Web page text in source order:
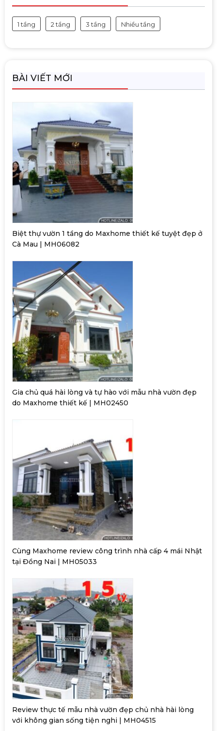
1 tầng 2 tầng 3 tầng Nhiều tầng
BÀI VIẾT MỚI
Biệt thự vườn 1 tầng do Maxhome thiết kế tuyệt đẹp ở
Cà Mau | MH06082
Gia chủ quá hài lòng và tự hào với mẫu nhà vườn đẹp
do Maxhome thiết kế | MH02450
Cùng Maxhome review công trình nhà cấp 4 mái Nhật
tại Đồng Nai | MH05033
Review thực tế mẫu nhà vườn đẹp chủ nhà hài lòng
với không gian sống tiện nghi | MH04515